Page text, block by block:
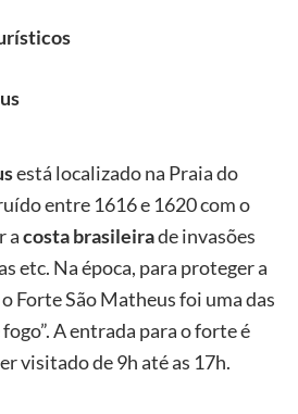
está localizado na Praia do
entre 1616 e 1620 com o
acosta brasileirade invasões
etc. Na época, para proteger a
Forte São Matheus foi uma das
A entrada para o forte é
visitado de 9h até as 17h.